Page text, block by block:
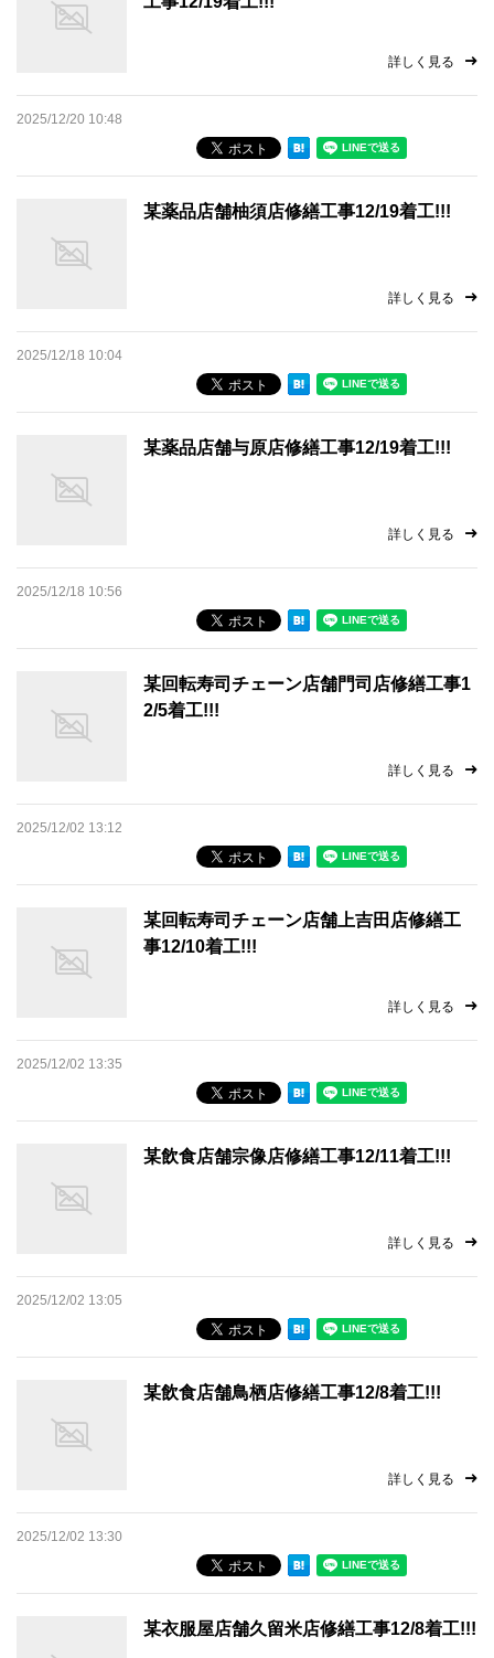
詳しく見る
2025/12/20 10:48
某薬品店舗柚須店修繕工事12/19着工!!!
詳しく見る
2025/12/18 10:04
某薬品店舗与原店修繕工事12/19着工!!!
詳しく見る
2025/12/18 10:56
某回転寿司チェーン店舗門司店修繕工事1
2/5着工!!!
詳しく見る
2025/12/02 13:12
某回転寿司チェーン店舗上吉田店修繕工
事12/10着工!!!
詳しく見る
2025/12/02 13:35
某飲食店舗宗像店修繕工事12/11着工!!!
詳しく見る
2025/12/02 13:05
某飲食店舗鳥栖店修繕工事12/8着工!!!
詳しく見る
2025/12/02 13:30
某衣服屋店舗久留米店修繕工事12/8着工!!!